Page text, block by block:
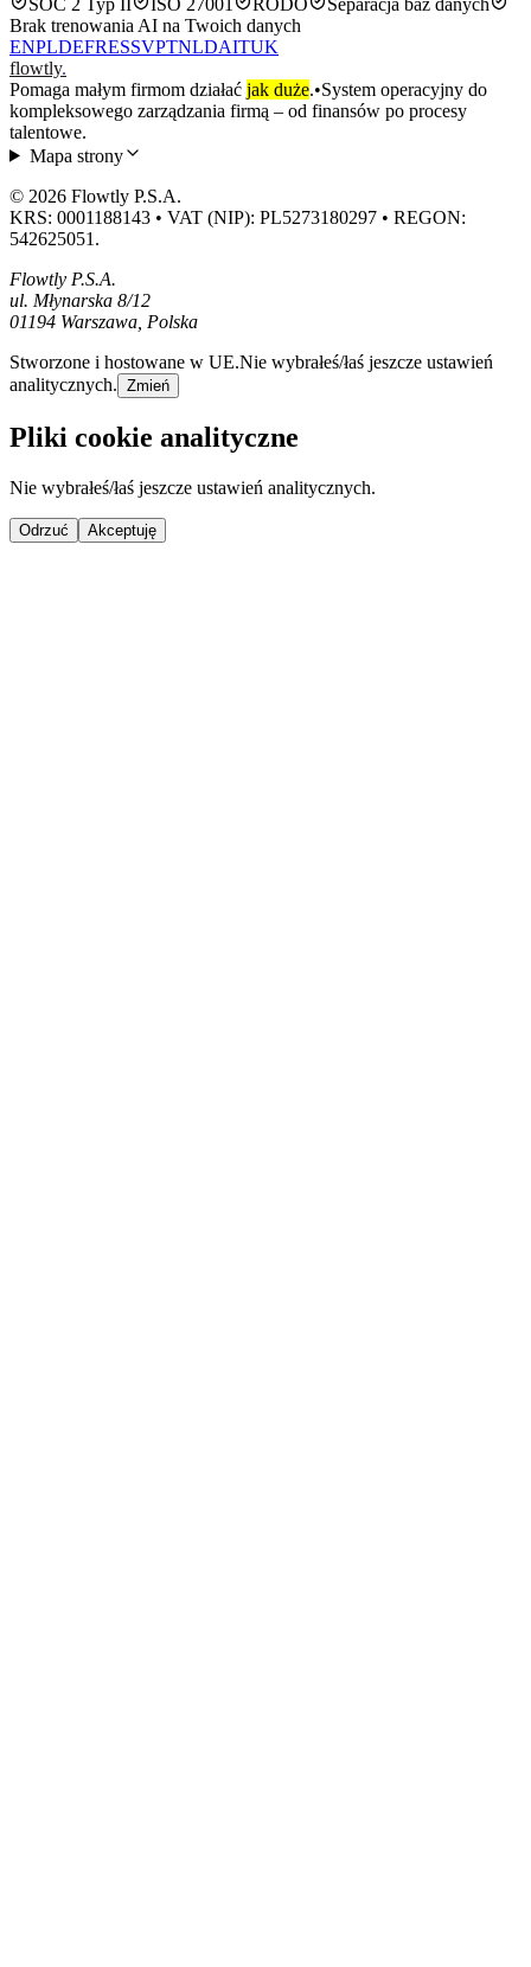
Brak trenowania AI na Twoich danych
ENPLDEFRESSVPTNLDAITUK
flowtly.
Pomaga małym firmom działać jak duże.•System operacyjny do
kompleksowego zarządzania firmą – od finansów po procesy
talentowe.
Mapa strony
© 2026 Flowtly P.S.A.
KRS: 0001188143 • VAT (NIP): PL5273180297 • REGON:
542625051.
Flowtly P.S.A.
ul. Młynarska 8/12
01194 Warszawa, Polska
Stworzone i hostowane w UE.Nie wybrałeś/łaś jeszcze ustawień
analitycznych. Zmień
Pliki cookie analityczne
Nie wybrałeś/łaś jeszcze ustawień analitycznych.
Odrzuć Akceptuję